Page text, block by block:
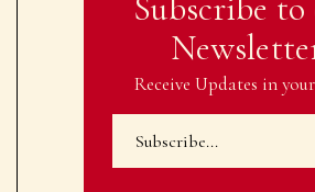
Receive Updates in